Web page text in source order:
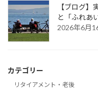
【ブログ】
と「ふれあ
2026年6月
カテゴリー
リタイアメント・老後